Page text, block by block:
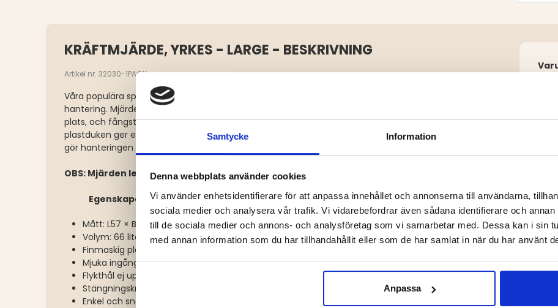
Samtycke Information
Denna webbplats använder cookies
Vi använder enhetsidentifierare för att anpassa innehållet och annonserna till användarna,
sociala medier och analysera vår trafik. Vi vidarebefordrar även sådana identifierare och
till de sociala medier och annons- och analysföretag som vi samarbetar med. Dessa kan i sin
med annan information som du har tillhandahållit eller som de har samlat in när du har använt
Anpassa
KRÄFTMJÄRDE, YRKES - LARGE - BESKRIVNING
Artikel nr. 32030-1PACK
Våra populära spiralmjärdar för yrkesbruk är designade för effektivitet och enkel
hantering. Mjärden har mjuka, rymningssäkra ingångar som håller kräftorna på
plats, och fångsten töms smidigt genom att öppna ena gaveln. Den finmaskiga
plastduken ger ett säkert fångstutrymme och de formsprutade plastkrokarna
gör hanteringen snabb och utan trassel.
OBS: Mjärden levereras utan betespåse/betesbox.
Egenskaper:
Mått: L57 × B27 × H27 cm
Volym: 66 liter
Finmaskig plastduk
Mjuka ingångar – rymningssäkra
Flykthål ej uppklippt – för anpassning efter behov
Stängningskrokar i formsprutad plast – förhindrar trassel
Enkel och snabb öppning via gaveln